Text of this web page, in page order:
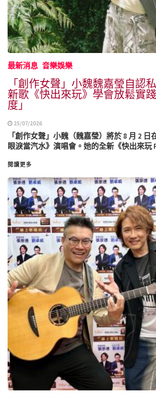
最新消息 音樂娛樂
「創作女聲」小魏魏嘉瑩自認
新歌《快出來玩》學會放鬆實
度」
25/07/2026
「創作女聲」小魏（魏嘉瑩）將於 8 月 2
眼淚當汽水》演唱會。她的全新《快出來玩
閱讀更多